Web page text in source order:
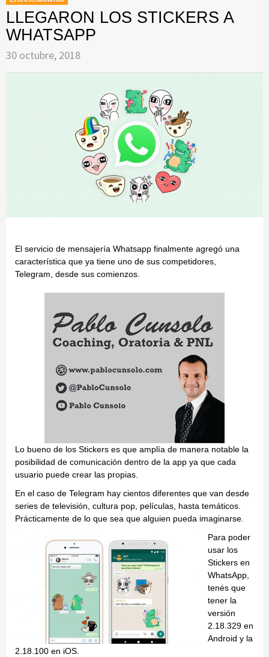
LLEGARON LOS STICKERS A
WHATSAPP
30 octubre, 2018
El servicio de mensajería Whatsapp finalmente agregó una
característica que ya tiene uno de sus competidores,
Telegram, desde sus comienzos.
Lo bueno de los Stickers es que amplía de manera notable la
posibilidad de comunicación dentro de la app ya que cada
usuario puede crear las propias.
En el caso de Telegram hay cientos diferentes que van desde
series de televisión, cultura pop, películas, hasta temáticos.
Prácticamente de lo que sea que alguien pueda imaginarse.
Para poder
usar los
Stickers en
WhatsApp,
tenés que
tener la
versión
2.18.329 en
Android y la
2.18.100 en iOS.